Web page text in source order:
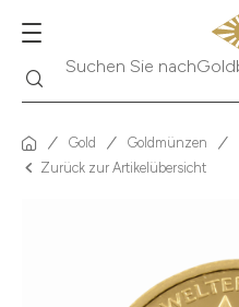
Suchen Sie nach
Gold Goldmünzen
Zurück zur Artikelübersicht